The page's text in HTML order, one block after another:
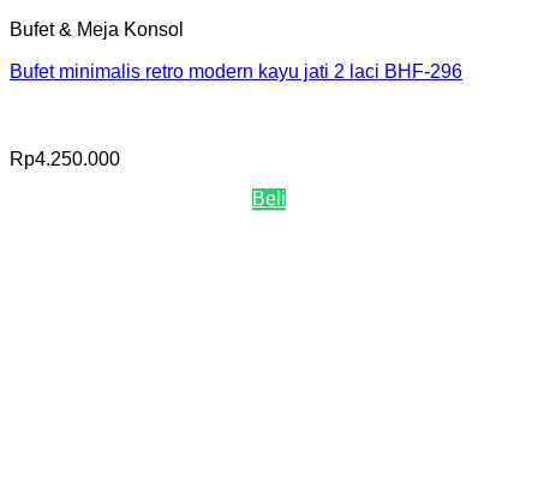
Bufet & Meja Konsol
Bufet minimalis retro modern kayu jati 2 laci BHF-296
Rp4.250.000
Beli